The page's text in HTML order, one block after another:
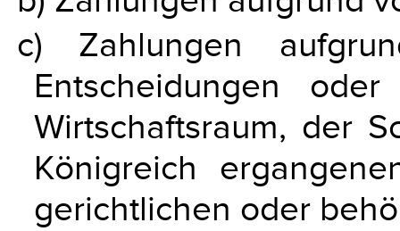
c) Zahlungen
Entscheidungen
Wirtschaftsraum, der
Königreich
gerichtlichen oder